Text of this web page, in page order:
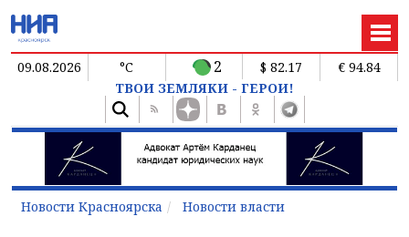
09.08.2026 °C 2 $ 82.17
€ 94.84
ТВОИ ЗЕМЛЯКИ - ГЕРОИ!
Новости Красноярска Новости власти